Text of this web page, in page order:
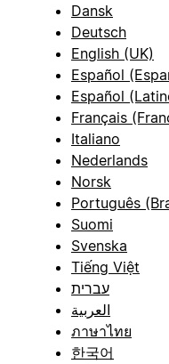
Dansk
Deutsch
English (UK)
Español
Español
Français
Italiano
Nederlands
Norsk
Português
Suomi
Svenska
Tiếng Việt
עברית
العربية
ภาษาไทย
한국어